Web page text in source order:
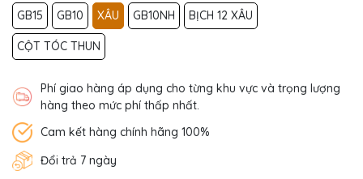
GB15
GB10 XÂU GB10NH BỊCH 12 XÂU
CỘT TÓC THUN
Phí giao hàng áp dụng cho từng khu vực và trọng lượng
hàng theo mức phí thấp nhất.
Cam kết hàng chính hãng 100%
Đổi trả 7 ngày